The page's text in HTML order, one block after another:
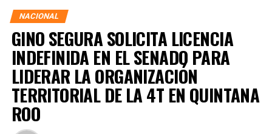
NACIONAL
GINO SEGURA SOLICITA LICENCIA
INDEFINIDA EN EL SENADO PARA
LIDERAR LA ORGANIZACIÓN
TERRITORIAL DE LA 4T EN QUINTANA
ROO